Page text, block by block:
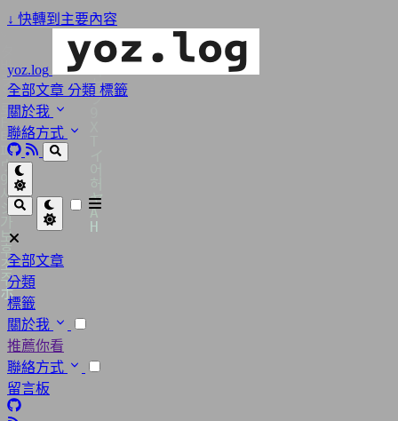
↓ 快轉到主要內容
yoz.log
全部文章 分類 標籤
關於我
聯絡方式
全部文章
分類
標籤
關於我
推薦你看
聯絡方式
留言板